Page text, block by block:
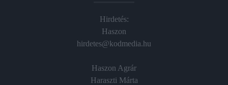
Hirdetés:
Haszon
hirdetes@kodmedia.hu
Haszon Agrár
Haraszti Márta